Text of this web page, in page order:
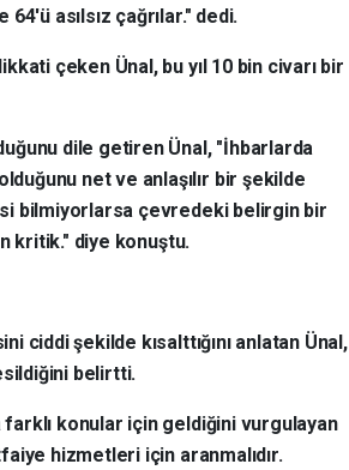
64'ü asılsız çağrılar." dedi.
çeken Ünal, bu yıl 10 bin civarı bir
dile getiren Ünal, "İhbarlarda
net ve anlaşılır bir şekilde
bilmiyorlarsa çevredeki belirgin bir
kritik." diye konuştu.
ciddi şekilde kısalttığını anlatan Ünal,
belirtti.
farklı konular için geldiğini vurgulayan
hizmetleri için aranmalıdır.